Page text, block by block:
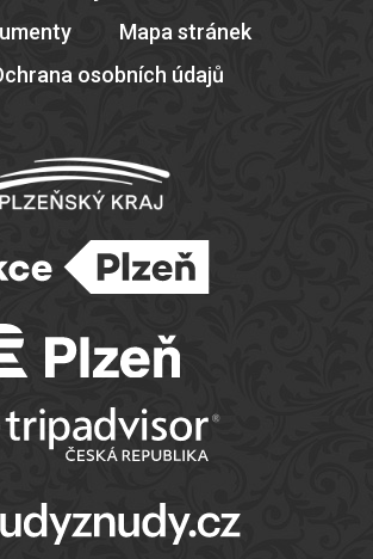
Mapa stránek
osobních údajů